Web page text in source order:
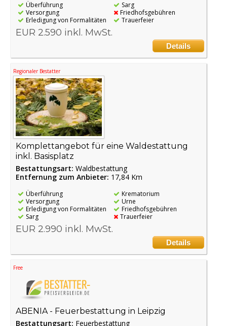
Überführung
Versorgung
Erledigung von Formalitäten
Sarg
Friedhofsgebühren
Trauerfeier
EUR 2.590 inkl. MwSt.
Details
Regionaler Bestatter
Komplettangebot für eine Waldestattung
inkl. Basisplatz
Bestattungsart: Waldbestattung
Entfernung zum Anbieter: 17,84 Km
Überführung
Versorgung
Erledigung von Formalitäten
Sarg
Krematorium
Urne
Friedhofsgebühren
Trauerfeier
EUR 2.990 inkl. MwSt.
Details
Free
ABENIA - Feuerbestattung in Leipzig
Bestattungsart: Feuerbestattung